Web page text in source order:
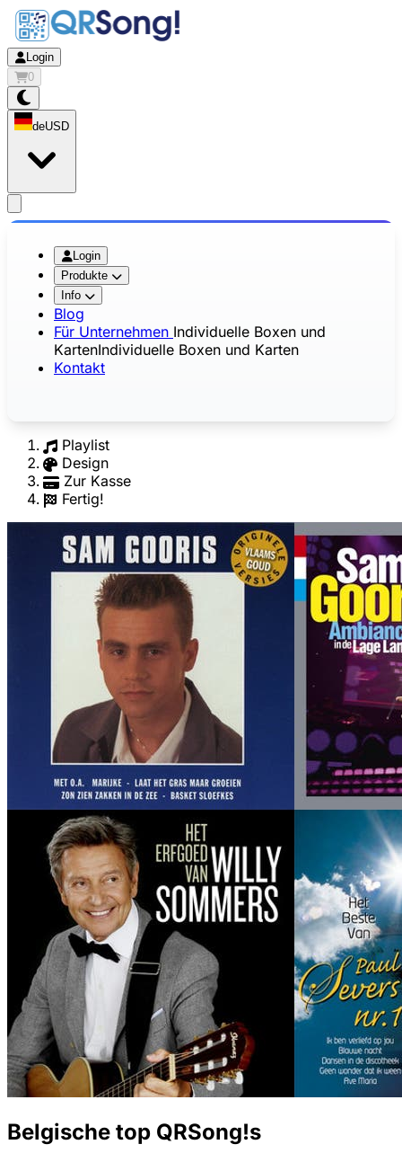
Login
0
deUSD
Login
Produkte
Info
Blog
Für Unternehmen Individuelle Boxen und
KartenIndividuelle Boxen und Karten
Kontakt
Playlist
Design
Zur Kasse
Fertig!
Belgische top QRSong!s